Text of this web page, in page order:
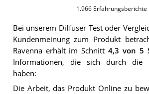
1.966 Erfahrungsberichte
Bei unserem DiffuserTest oder
Kundenmeinung zum Produkt
Ravennaerhält im Schnitt4,3 von 5
Informationen, die sich durch die
haben:
Die Arbeit, das Produkt Online zu